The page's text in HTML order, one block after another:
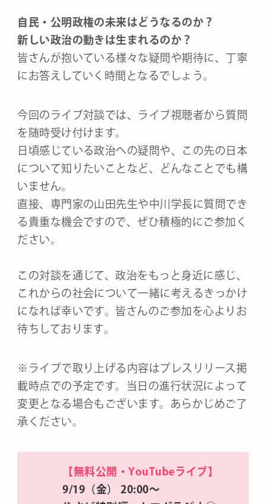
自民・公明政権の未来はどうなるのか？
新しい政治の動きは生まれるのか？
皆さんが抱いている様々な疑問や期待に、丁寧
にお答えしていく時間となるでしょう。
今回のライブ対談では、ライブ視聴者から質問
を随時受け付けます。
日頃感じている政治への疑問や、この先の日本
について知りたいことなど、どんなことでも構
いません。
直接、専門家の山田先生や中川学長に質問でき
る貴重な機会ですので、ぜひ積極的にご参加く
ださい。
この対談を通じて、政治をもっと身近に感じ、
これからの社会について一緒に考えるきっかけ
になれば幸いです。皆さんのご参加を心よりお
待ちしております。
※ライブで取り上げる内容はプレスリリース掲
載時点での予定です。当日の進行状況によって
変更となる場合もございます。あらかじめご了
承ください。
【無料公開・YouTubeライブ】
9/19（金） 20:00～